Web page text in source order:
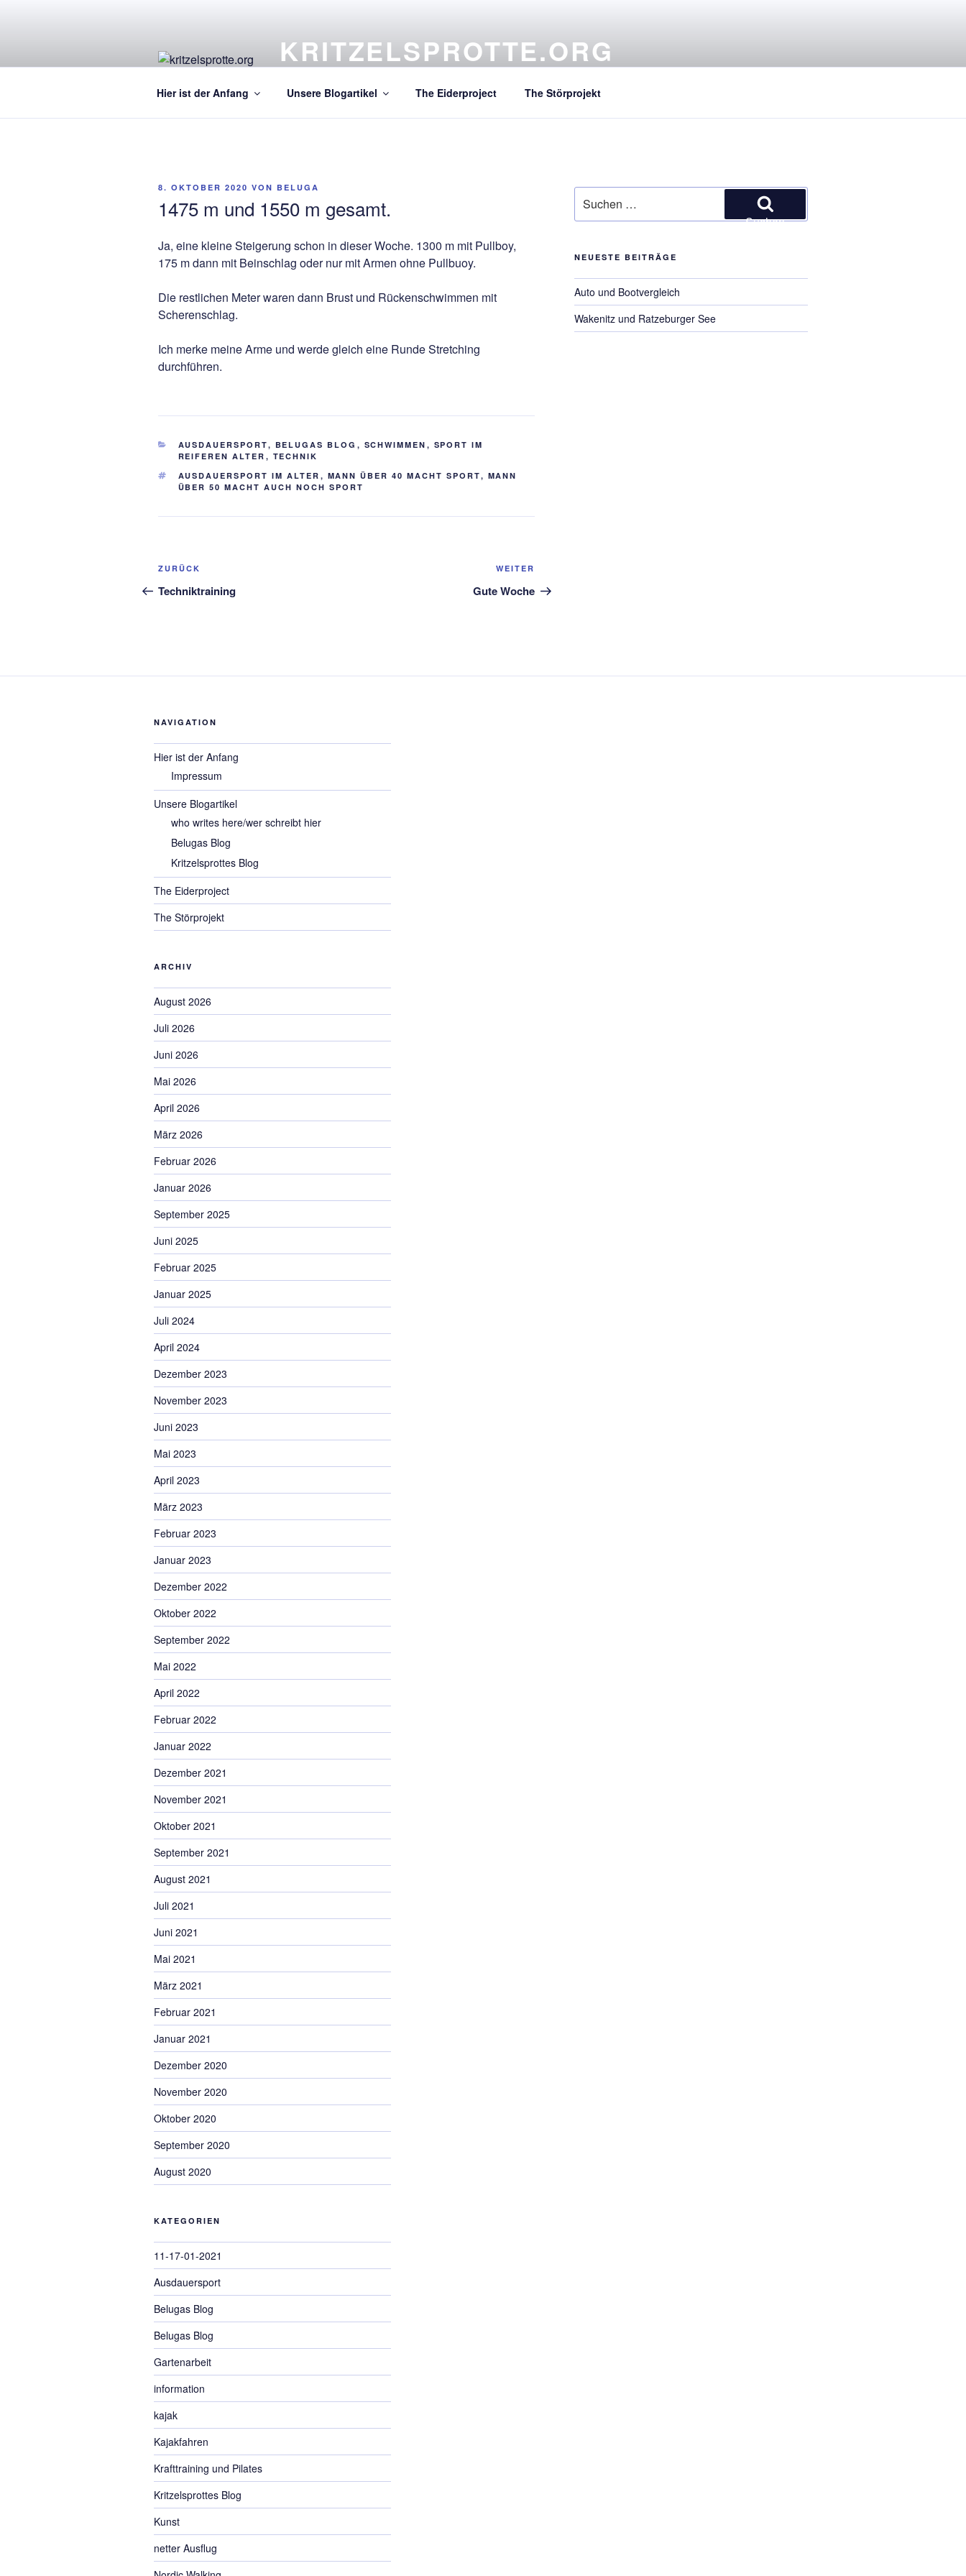
KRITZELSPROTTE.ORG
Hier ist der Anfang Unsere Blogartikel The Eiderproject The Störprojekt
VERÖFFENTLICHT
8. OKTOBER 2020 VON BELUGA
1475 m und 1550 m gesamt.
Ja, eine kleine Steigerung schon in dieser Woche. 1300 m mit Pullboy,
175 m dann mit Beinschlag oder nur mit Armen ohne Pullbuoy.
Die restlichen Meter waren dann Brust und Rückenschwimmen mit
Scherenschlag.
Ich merke meine Arme und werde gleich eine Runde Stretching
durchführen.
KATEGORIEN
AUSDAUERSPORT, BELUGAS BLOG , SCHWIMMEN , SPORT IM
REIFEREN ALTER , TECHNIK
SCHLAGWÖRTER
AUSDAUERSPORT IM ALTER , MANN ÜBER 40 MACHT SPORT, MANN
ÜBER 50 MACHT AUCH NOCH SPORT
Beitragsnavigation
Vorheriger
Beitrag
ZURÜCK
Techniktraining
Beitrag
WEITER
Gute Woche
nach:
Suchen
NEUESTE BEITRÄGE
Auto und Bootvergleich
Wakenitz und Ratzeburger See
NAVIGATION
Hier ist der Anfang
Impressum
Unsere Blogartikel
who writes here/wer schreibt hier
Belugas Blog
Kritzelsprottes Blog
The Eiderproject
The Störprojekt
ARCHIV
August 2026
Juli 2026
Juni 2026
Mai 2026
April 2026
März 2026
Februar 2026
Januar 2026
September 2025
Juni 2025
Februar 2025
Januar 2025
Juli 2024
April 2024
Dezember 2023
November 2023
Juni 2023
Mai 2023
April 2023
März 2023
Februar 2023
Januar 2023
Dezember 2022
Oktober 2022
September 2022
Mai 2022
April 2022
Februar 2022
Januar 2022
Dezember 2021
November 2021
Oktober 2021
September 2021
August 2021
Juli 2021
Juni 2021
Mai 2021
März 2021
Februar 2021
Januar 2021
Dezember 2020
November 2020
Oktober 2020
September 2020
August 2020
KATEGORIEN
11-17-01-2021
Ausdauersport
Belugas Blog
Belugas Blog
Gartenarbeit
information
kajak
Kajakfahren
Krafttraining und Pilates
Kritzelsprottes Blog
Kunst
netter Ausflug